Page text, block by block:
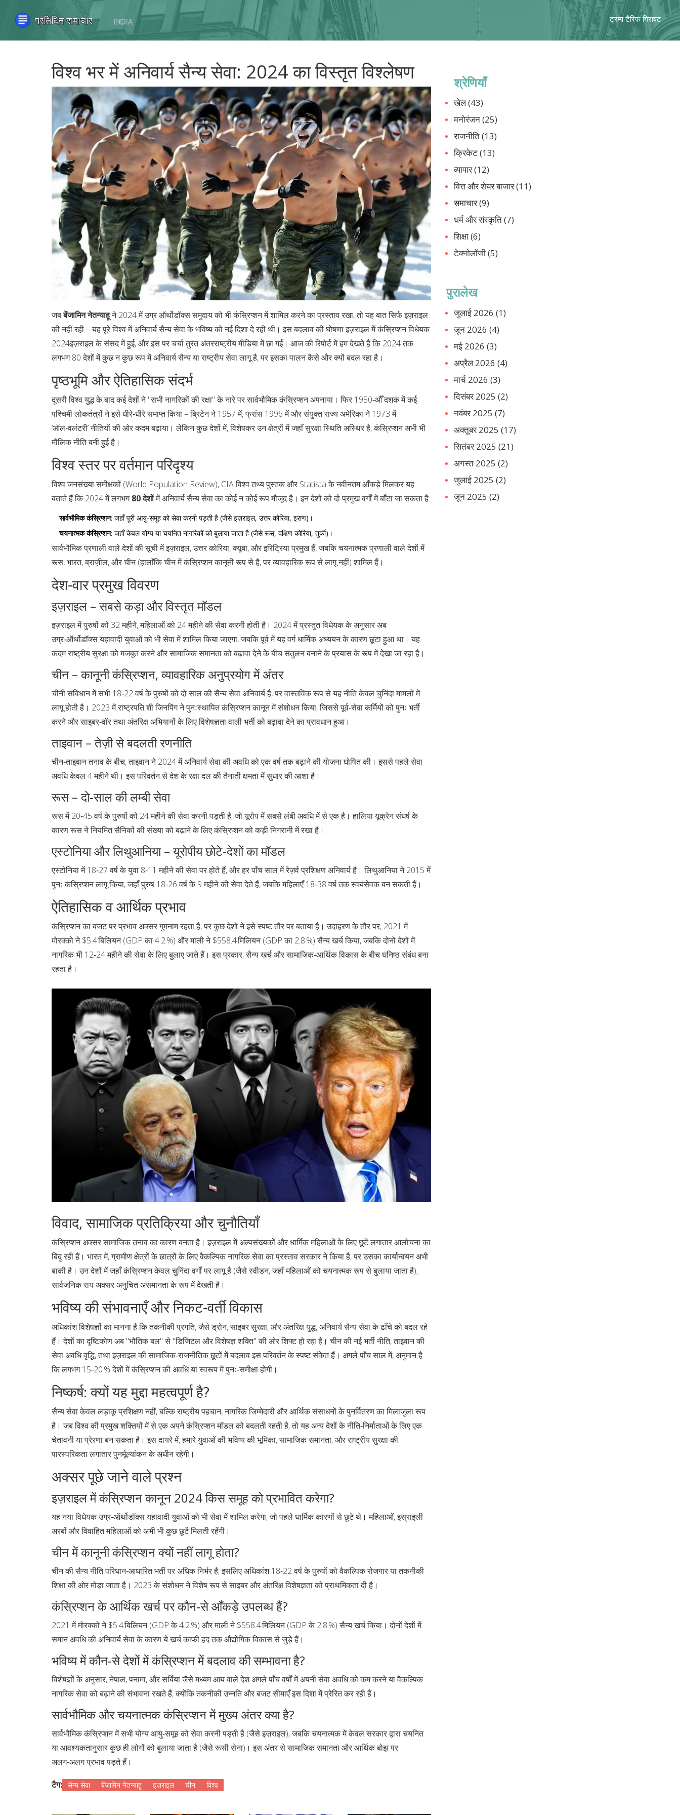
ट्रम्प टैरिफ गिरावट
विश्व भर में अनिवार्य सैन्य सेवा: 2024 का विस्तृत विश्लेषण
जबबेंजामिन नेतन्याहूने 2024 में उग्र ऑर्थोडॉक्स समुदाय को भी कंस्रिप्शन में शामिल करने का प्रस्ताव रखा, तो यह बात सिर्फ इज़राइल
की नहीं रही – यह पूरे विश्व में अनिवार्य सैन्य सेवा के भविष्य को नई दिशा दे रही थी। इस बदलाव की घोषणाइज़राइल में कंस्रिप्शन विधेयक
2024इज़राइलके संसद में हुई, और इस पर चर्चा तुरंत अंतरराष्ट्रीय मीडिया में छा गई। आज की रिपोर्ट में हम देखते हैं कि 2024 तक
लगभग 80 देशों में कुछ न कुछ रूप में अनिवार्य सैन्य या राष्ट्रीय सेवा लागू है, पर इसका पालन कैसे और क्यों बदल रहा है।
पृष्ठभूमि और ऐतिहासिक संदर्भ
दूसरी विश्व युद्ध के बाद कई देशों ने "सभी नागरिकों की रक्षा" के नारे पर सार्वभौमिक कंस्रिप्शन अपनाया। फिर 1950‑औँ दशक में कई
पश्चिमी लोकतंत्रों ने इसे धीरे‑धीरे समाप्त किया – ब्रिटेन ने 1957 में, फ्रांस 1996 में और संयुक्त राज्य अमेरिका ने 1973 में
‘ऑल‑वलंटरी’ नीतियों की ओर कदम बढ़ाया। लेकिन कुछ देशों में, विशेषकर उन क्षेत्रों में जहाँ सुरक्षा स्थिति अस्थिर है, कंस्रिप्शन अभी भी
मौलिक नीति बनी हुई है।
विश्व स्तर पर वर्तमान परिदृश्य
विश्व जनसंख्या समीक्षकों (World Population Review), CIA विश्व तथ्य पुस्तक और Statista के नवीनतम आँकड़े मिलकर यह
बताते हैं कि 2024 में लगभग80 देशोंमें अनिवार्य सैन्य सेवा का कोई न कोई रूप मौजूद है। इन देशों को दो प्रमुख वर्गों में बाँटा जा सकता है:
सार्वभौमिक कंस्रिप्शन: जहाँ पूरी आयु‑समूह को सेवा करनी पड़ती है (जैसे इज़राइल, उत्तर कोरिया, इराण)।
चयनात्मक कंस्रिप्शन: जहाँ केवल योग्य या चयनित नागरिकों को बुलाया जाता है (जैसे रूस, दक्षिण कोरिया, तुर्की)।
सार्वभौमिक प्रणाली वाले देशों की सूची में इज़राइल, उत्तर कोरिया, क्यूबा, और इरिट्रिया प्रमुख हैं, जबकि चयनात्मक प्रणाली वाले देशों में
रूस, भारत, ब्राज़ील, और चीन (हालाँकि चीन में कंस्रिप्शन कानूनी रूप से है, पर व्यावहारिक रूप से लागू नहीं) शामिल हैं।
देश‑वार प्रमुख विवरण
इज़राइल – सबसे कड़ा और विस्तृत मॉडल
इज़राइल में पुरुषों को 32 महीने, महिलाओं को 24 महीने की सेवा करनी होती है। 2024 में प्रस्तुत विधेयक के अनुसार अब
उग्र‑ऑर्थोडॉक्स यहावादी युवाओं को भी सेवा में शामिल किया जाएगा, जबकि पूर्व में यह वर्ग धार्मिक अध्ययन के कारण छूटा हुआ था। यह
कदम राष्ट्रीय सुरक्षा को मजबूत करने और सामाजिक समानता को बढ़ावा देने के बीच संतुलन बनाने के प्रयास के रूप में देखा जा रहा है।
चीन – कानूनी कंस्रिप्शन, व्यावहारिक अनुप्रयोग में अंतर
चीनी संविधान में सभी 18‑22 वर्ष के पुरुषों को दो साल की सैन्य सेवा अनिवार्य है, पर वास्तविक रूप से यह नीति केवल चुनिंदा मामलों में
लागू होती है। 2023 में राष्ट्रपति शी जिनपिंग ने पुनःस्थापित कंस्रिप्शन कानून में संशोधन किया, जिससे पूर्व‑सेवा कर्मियों को पुनः भर्ती
करने और साइबर‑वॉर तथा अंतरिक्ष अभियानों के लिए विशेषज्ञता वाली भर्ती को बढ़ावा देने का प्रावधान हुआ।
ताइवान – तेज़ी से बदलती रणनीति
चीन‑ताइवान तनाव के बीच, ताइवान ने 2024 में अनिवार्य सेवा की अवधि को एक वर्ष तक बढ़ाने की योजना घोषित की। इससे पहले सेवा
अवधि केवल 4 महीने थी। इस परिवर्तन से देश के रक्षा दल की तैनाती क्षमता में सुधार की आशा है।
रूस – दो‑साल की लम्बी सेवा
रूस में 20‑45 वर्ष के पुरुषों को 24 महीने की सेवा करनी पड़ती है, जो यूरोप में सबसे लंबी अवधि में से एक है। हालिया यूक्रेन संघर्ष के
कारण रूस ने नियमित सैनिकों की संख्या को बढ़ाने के लिए कंस्रिप्शन को कड़ी निगरानी में रखा है।
एस्टोनिया और लिथुआनिया – यूरोपीय छोटे‑देशों का मॉडल
एस्टोनिया में 18‑27 वर्ष के युवा 8‑11 महीने की सेवा पर होते हैं, और हर पाँच साल में रेज़र्व प्रशिक्षण अनिवार्य है। लिथुआनिया ने 2015 में
पुनः कंस्रिप्शन लागू किया, जहाँ पुरुष 18‑26 वर्ष के 9 महीने की सेवा देते हैं, जबकि महिलाएँ 18‑38 वर्ष तक स्वयंसेवक बन सकती हैं।
ऐतिहासिक व आर्थिक प्रभाव
कंस्रिप्शन का बजट पर प्रभाव अक्सर गुमनाम रहता है, पर कुछ देशों ने इसे स्पष्ट तौर पर बताया है। उदाहरण के तौर पर, 2021 में
मोरक्को ने $5.4 बिलियन (GDP का 4.2 %) और माली ने $558.4 मिलियन (GDP का 2.8 %) सैन्य खर्च किया, जबकि दोनों देशों में
नागरिक भी 12‑24 महीने की सेवा के लिए बुलाए जाते हैं। इस प्रकार, सैन्य खर्च और सामाजिक‑आर्थिक विकास के बीच घनिष्ठ संबंध बना
रहता है।
विवाद, सामाजिक प्रतिक्रिया और चुनौतियाँ
कंस्रिप्शन अक्सर सामाजिक तनाव का कारण बनता है। इज़राइल में अल्पसंख्यकों और धार्मिक महिलाओं के लिए छूटें लगातार आलोचना का
बिंदु रही हैं। भारत में, ग्रामीण क्षेत्रों के छात्रों के लिए वैकल्पिक नागरिक सेवा का प्रस्ताव सरकार ने किया है, पर उसका कार्यान्वयन अभी
बाकी है। उन देशों में जहाँ कंस्रिप्शन केवल चुनिंदा वर्गों पर लागू है (जैसे स्वीडन, जहाँ महिलाओं को चयनात्मक रूप से बुलाया जाता है),
सार्वजनिक राय अक्सर अनुचित असमानता के रूप में देखती है।
भविष्य की संभावनाएँ और निकट‑वर्ती विकास
अधिकांश विशेषज्ञों का मानना है कि तकनीकी प्रगति, जैसे ड्रोन, साइबर सुरक्षा, और अंतरिक्ष युद्ध, अनिवार्य सैन्य सेवा के ढाँचे को बदल रहे
हैं। देशों का दृष्टिकोण अब "भौतिक बल" से "डिजिटल और विशेषज्ञ शक्ति" की ओर शिफ्ट हो रहा है। चीन की नई भर्ती नीति, ताइवान की
सेवा अवधि वृद्धि, तथा इज़राइल की सामाजिक‑राजनीतिक छूटों में बदलाव इस परिवर्तन के स्पष्ट संकेत हैं। अगले पाँच साल में, अनुमान है
कि लगभग 15‑20 % देशों में कंस्रिप्शन की अवधि या स्वरूप में पुनः‑समीक्षा होगी।
निष्कर्ष: क्यों यह मुद्दा महत्वपूर्ण है?
सैन्य सेवा केवल लड़ाकू प्रशिक्षण नहीं, बल्कि राष्ट्रीय पहचान, नागरिक जिम्मेदारी और आर्थिक संसाधनों के पुनर्वितरण का मिलाजुला रूप
है। जब विश्व की प्रमुख शक्तियों में से एक अपने कंस्रिप्शन मॉडल को बदलती रहती है, तो यह अन्य देशों के नीति‑निर्माताओं के लिए एक
चेतावनी या प्रेरणा बन सकता है। इस दायरे में, हमारे युवाओं की भविष्य की भूमिका, सामाजिक समानता, और राष्ट्रीय सुरक्षा की
पारस्परिकता लगातार पुनर्मूल्यांकन के अधीन रहेगी।
अक्सर पूछे जाने वाले प्रश्न
इज़राइल में कंस्रिप्शन कानून 2024 किस समूह को प्रभावित करेगा?
यह नया विधेयक उग्र‑ऑर्थोडॉक्स यहावादी युवाओं को भी सेवा में शामिल करेगा, जो पहले धार्मिक कारणों से छूटे थे। महिलाओं, इस्राइली
अरबों और विवाहित महिलाओं को अभी भी कुछ छूटें मिलती रहेंगी।
चीन में कानूनी कंस्रिप्शन क्यों नहीं लागू होता?
चीन की सैन्य नीति परिधान‑आधारित भर्ती पर अधिक निर्भर है; इसलिए अधिकांश 18‑22 वर्ष के पुरुषों को वैकल्पिक रोजगार या तकनीकी
शिक्षा की ओर मोड़ा जाता है। 2023 के संशोधन ने विशेष रूप से साइबर और अंतरिक्ष विशेषज्ञता को प्राथमिकता दी है।
कंस्रिप्शन के आर्थिक खर्च पर कौन‑से आँकड़े उपलब्ध हैं?
2021 में मोरक्को ने $5.4 बिलियन (GDP के 4.2 %) और माली ने $558.4 मिलियन (GDP के 2.8 %) सैन्य खर्च किया। दोनों देशों में
समान अवधि की अनिवार्य सेवा के कारण ये खर्च काफी हद तक औद्योगिक विकास से जुड़े हैं।
भविष्य में कौन‑से देशों में कंस्रिप्शन में बदलाव की सम्भावना है?
विशेषज्ञों के अनुसार, नेपाल, पनामा, और सर्बिया जैसे मध्यम आय वाले देश अगले पाँच वर्षों में अपनी सेवा अवधि को कम करने या वैकल्पिक
नागरिक सेवा को बढ़ाने की संभावना रखते हैं, क्योंकि तकनीकी उन्नति और बजट सीमाएँ इस दिशा में प्रेरित कर रही हैं।
सार्वभौमिक और चयनात्मक कंस्रिप्शन में मुख्य अंतर क्या है?
सार्वभौमिक कंस्रिप्शन में सभी योग्य आयु‑समूह को सेवा करनी पड़ती है (जैसे इज़राइल), जबकि चयनात्मक में केवल सरकार द्वारा चयनित
या आवश्यकतानुसार कुछ ही लोगों को बुलाया जाता है (जैसे रूसी सेना)। इस अंतर से सामाजिक समानता और आर्थिक बोझ पर
अलग‑अलग प्रभाव पड़ते हैं।
टैग: सैन्य सेवा बेंजामिन नेतन्याहू इज़राइल चीन विश्व
श्रेणियाँ
खेल(43)
मनोरंजन(25)
राजनीति(13)
क्रिकेट(13)
व्यापार(12)
वित्त और शेयर बाजार(11)
समाचार(9)
धर्म और संस्कृति(7)
शिक्षा(6)
टेक्नोलॉजी(5)
पुरालेख
जुलाई 2026 (1)
जून 2026 (4)
मई 2026 (3)
अप्रैल 2026 (4)
मार्च 2026 (3)
दिसंबर 2025 (2)
नवंबर 2025 (7)
अक्तूबर 2025 (17)
सितंबर 2025 (21)
अगस्त 2025 (2)
जुलाई 2025 (2)
जून 2025 (2)